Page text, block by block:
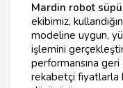
Mardin robot
ekibimiz,
modeline uygun,
işlemini
performansına
rekabetçi fiyatlarla